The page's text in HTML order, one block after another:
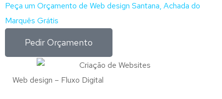
Peça um Orçamento de Web design Santana, Achada do
Marquês Grátis
Pedir Orçamento
Web design – Fluxo Digital